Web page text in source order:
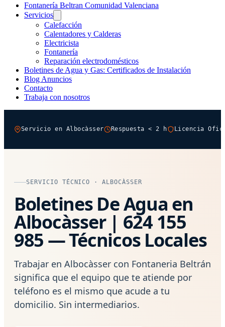
Fontanería Beltran Comunidad Valenciana
Servicios
Calefacción
Calentadores y Calderas
Electricista
Fontanería
Reparación electrodomésticos
Boletines de Agua y Gas: Certificados de Instalación
Blog Anuncios
Contacto
Trabaja con nosotros
Servicio en Albocàsser Respuesta < 2 h Licencia
SERVICIO TÉCNICO · ALBOCÀSSER
Boletines De Agua en
Albocàsser | 624 155
985 — Técnicos Locales
Trabajar en Albocàsser con Fontaneria Beltrán
significa que el equipo que te atiende por
teléfono es el mismo que acude a tu
domicilio. Sin intermediarios.